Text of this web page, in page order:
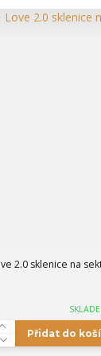
2.0 sklenice na
Přidat do